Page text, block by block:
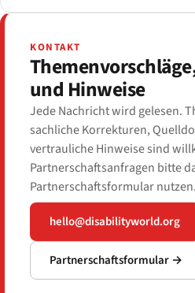
KONTAKT
und Hinweise
Jede Nachricht wird gelesen.
sachliche Korrekturen,
vertrauliche Hinweise sind
Partnerschaftsanfragen bitte
Partnerschaftsformular nutzen.
hello@disabilityworld.org
Partnerschaftsformular →